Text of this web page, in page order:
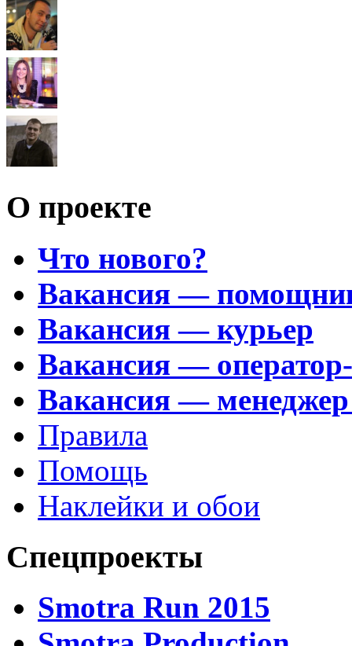
О проекте
Что нового?
Вакансия —
Вакансия — курьер
Вакансия —
Вакансия —
Правила
Помощь
Наклейки и обои
Спецпроекты
Smotra Run 2015